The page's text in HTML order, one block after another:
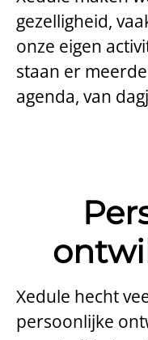
gezelligheid,
onze eigen
staan er
agenda, van
Xedule hecht
persoonlijke